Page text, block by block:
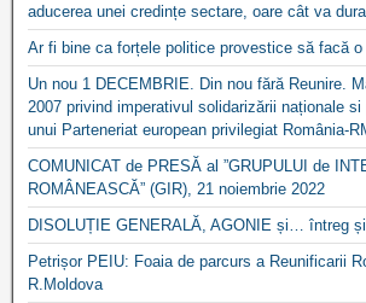
aducerea unei credințe sectare, oare cât va
Ar fi bine ca forțele politice provestice să facă
Un nou 1 DECEMBRIE. Din nou fără Reunire.
2007 privind imperativul solidarizării naționale
unui Parteneriat european privilegiat România-
COMUNICAT de PRESĂ al ”GRUPULUI de
ROMÂNEASCĂ” (GIR), 21 noiembrie 2022
DISOLUȚIE GENERALĂ, AGONIE și… întreg
Petrișor PEIU: Foaia de parcurs a Reunificarii
R.Moldova